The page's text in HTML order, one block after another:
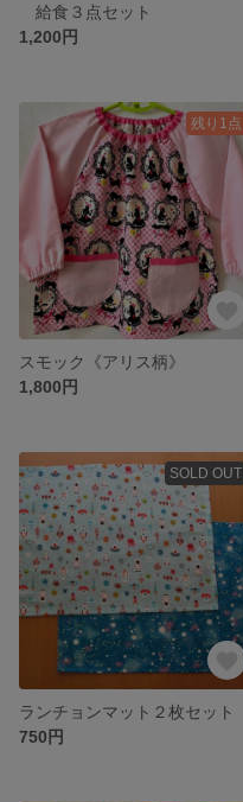
給食３点セット
1,200円
残り1点
スモック《アリス柄》
1,800円
SOLD OUT
ランチョンマット２枚セット
750円